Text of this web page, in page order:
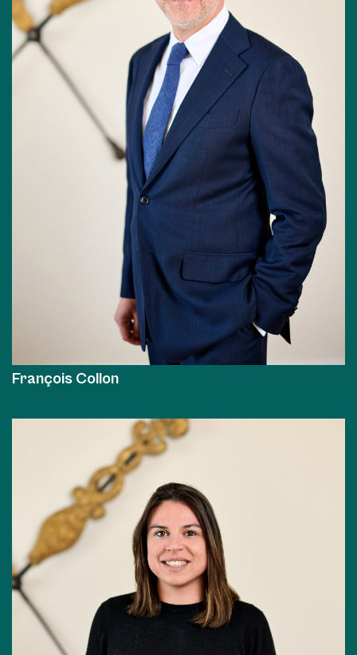
François Collon